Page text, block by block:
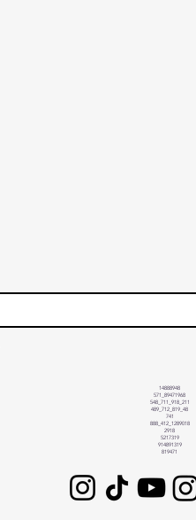
14888948
571_89471968
548_711_918_211
489_712_819_48
741
888_412_1289018
2918
5217319
914891319
819471